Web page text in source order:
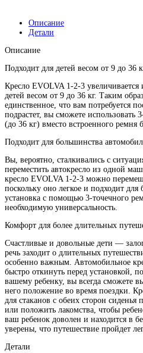
Описание
Детали
Описание
Подходит для детей весом от 9 до 36
Кресло EVOLVA 1-2-3 увеличивается
детей весом от 9 до 36 кг. Таким
единственное, что вам потребуется
подрастет, вы сможете использовать
(до 36 кг) вместо встроенного ремня
Подходит для большинства
Вы, вероятно, сталкивались с
переместить автокресло из одной
кресло EVOLVA 1-2-3 можно
поскольку оно легкое и подходит
установка с помощью 3-точечного
необходимую универсальность.
Комфорт для более длительных
Счастливые и довольные дети —
речь заходит о длительных
особенно важным. Автомобильное
быстро откинуть перед установкой,
вашему ребенку, вы всегда сможете
него положение во время поездки.
для стаканов с обеих сторон сиденья
или положить лакомства, чтобы
ваш ребенок доволен и находится в
уверены, что путешествие пройдет
Детали